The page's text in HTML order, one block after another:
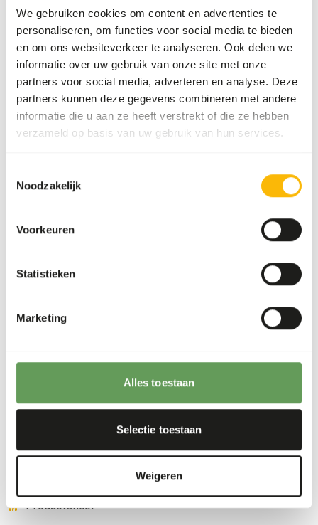
We gebruiken cookies om content en advertenties te
personaliseren, om functies voor social media te bieden
en om ons websiteverkeer te analyseren. Ook delen we
informatie over uw gebruik van onze site met onze
partners voor social media, adverteren en analyse. Deze
partners kunnen deze gegevens combineren met andere
informatie die u aan ze heeft verstrekt of die ze hebben
verzameld op basis van uw gebruik van hun services.
Noodzakelijk
Voorkeuren
Statistieken
Marketing
Alles toestaan
Selectie toestaan
Weigeren
Primate PT 1 pellets is a complementary feed for
• With pre-cooked wheat for an easy digestion.
• Contains an elevated level of fibre, especially cellulose
• With a balanced pattern of vitamins and minerals for
• Contains vitamin C in stabilized form.
Productsheet
• Primates eat about 2-4% of their body weight as feed.
• This feed should be fed in respect to their condition,
together with leaves, vegetables and some fruit for their
well being.
• Feed at least one third of their daily ratio with pellets.
These pellets may include at maximum 65% of the total
feed ratio (on dry matter basis).